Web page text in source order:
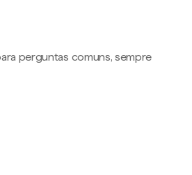
perguntas comuns, sempre